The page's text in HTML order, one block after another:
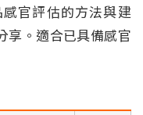
官評估的方法與建
享。適合已具備感官